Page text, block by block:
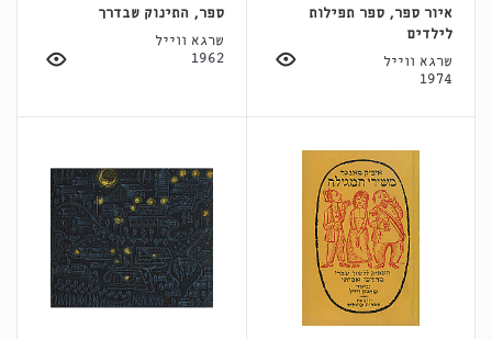
איור ספר, ספר תפילות
לילדים
שרגא ווייל
1974
ספר, התינוק שבדרך
שרגא ווייל
1962